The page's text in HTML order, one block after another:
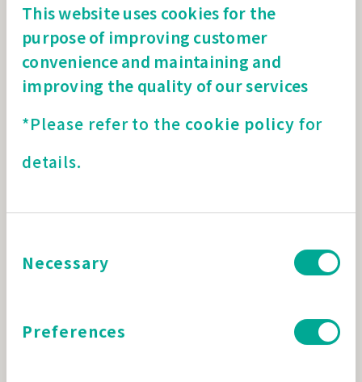
This website uses cookies for the
purpose of improving customer
convenience and maintaining and
improving the quality of our services
*Please refer to the cookie policy for
details.
Necessary
Preferences